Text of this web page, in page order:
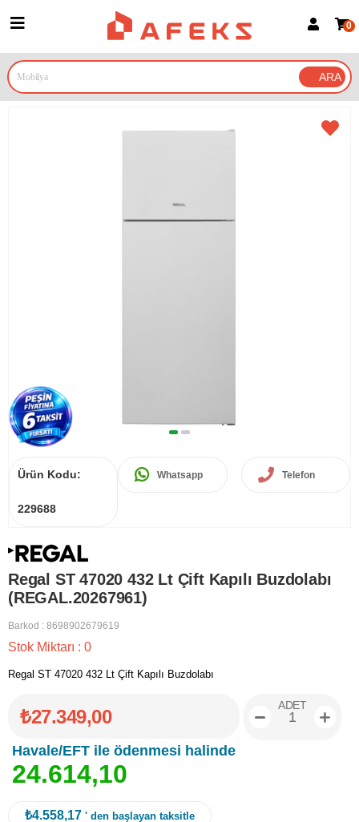
Google İle Bağlan
0
Ürün Kodu:
229688
Whatsapp Telefon
Regal ST 47020 432 Lt Çift Kapılı Buzdolabı
(REGAL.20267961)
Barkod : 8698902679619
Stok Miktarı : 0
Regal ST 47020 432 Lt Çift Kapılı Buzdolabı
₺27.349,00
Havale/EFT ile ödenmesi halinde
24.614,10
ADET
₺4.558,17 ' den başlayan taksitle